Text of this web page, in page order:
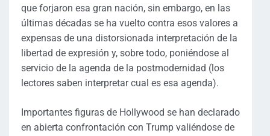
que forjaron esa gran nación, sin embargo, en las
últimas décadas se ha vuelto contra esos valores a
expensas de una distorsionada interpretación de la
libertad de expresión y, sobre todo, poniéndose al
servicio de la agenda de la postmodernidad (los
lectores saben interpretar cual es esa agenda).
Importantes figuras de Hollywood se han declarado
en abierta confrontación con Trump valiéndose de